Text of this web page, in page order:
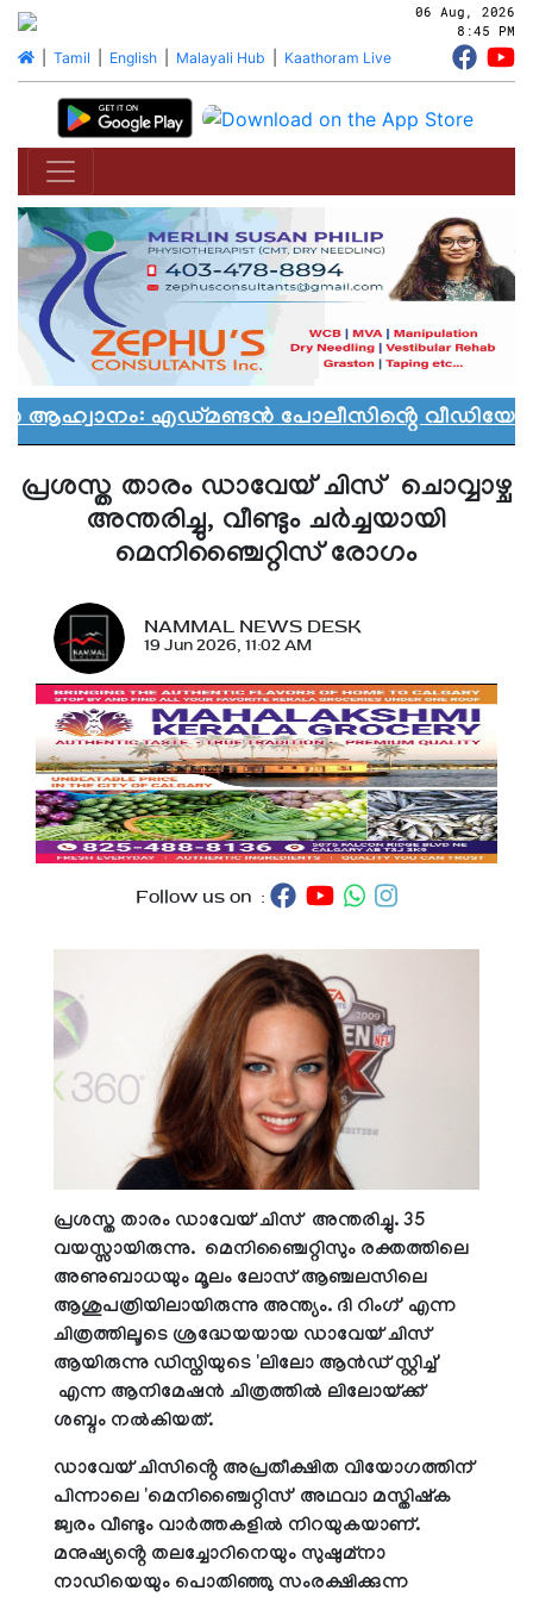
06 Aug, 2026
8:45 PM
| Tamil English| Malayali Hub Kaathoram Live
എഡ്മണ്ടൻ പോലീസിൻ്റെ വീഡിയോ
പ്രശസ്ത താരം ഡാവേയ് ചിസ് ചൊവ്വാഴ്ച
അന്തരിച്ചു, വീണ്ടും ചർച്ചയായി
മെനിഞ്ചൈറ്റിസ് രോഗം
NAMMAL NEWS DESK
19 Jun 2026, 11:02 AM
Follow us on :
പ്രശസ്ത താരം ഡാവേയ് ചിസ് അന്തരിച്ചു. 35
വയസ്സായിരുന്നു. മെനിഞ്ചൈറ്റിസും രക്തത്തിലെ
അണുബാധയും മൂലം ലോസ് ആഞ്ചലസിലെ
ആശുപത്രിയിലായിരുന്നു അന്ത്യം. ദി റിംഗ്' എന്ന
ചിത്രത്തിലൂടെ ശ്രദ്ധേയയായ ഡാവേയ് ചിസ്
ആയിരുന്നു ഡിസ്നിയുടെ 'ലിലോ ആൻഡ് സ്റ്റിച്ച്'
എന്ന ആനിമേഷൻ ചിത്രത്തിൽ ലിലോയ്ക്ക്
ശബ്ദം നൽകിയത്.
ഡാവേയ് ചിസിൻ്റെ അപ്രതീക്ഷിത വിയോഗത്തിന്
പിന്നാലെ 'മെനിഞ്ചൈറ്റിസ്' അഥവാ മസ്തിഷ്ക
ജ്വരം വീണ്ടും വാർത്തകളിൽ നിറയുകയാണ്.
മനുഷ്യൻ്റെ തലച്ചോറിനെയും സുഷുമ്നാ
നാഡിയെയും പൊതിഞ്ഞു സംരക്ഷിക്കുന്ന